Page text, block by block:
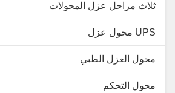
ثلاث مراحل عزل المحولات
محول عزل UPS
محول العزل الطبي
محول التحكم